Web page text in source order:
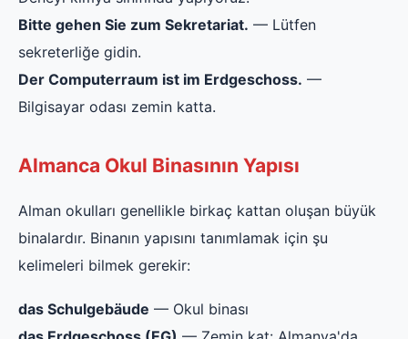
Bitte gehen Sie zum Sekretariat. — Lütfen
sekreterliğe gidin.
Der Computerraum ist im Erdgeschoss. —
Bilgisayar odası zemin katta.
Almanca Okul Binasının Yapısı
Alman okulları genellikle birkaç kattan oluşan büyük
binalardır. Binanın yapısını tanımlamak için şu
kelimeleri bilmek gerekir:
das Schulgebäude — Okul binası